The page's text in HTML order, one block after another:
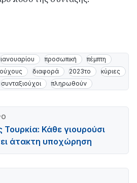
ιανουαρίου προσωπική
πέμπτη
διαφορά 2023το
κύριες
συνταξιούχοι πληρωθούν
Κάθε γιουρούσι
άτακτη υποχώρηση